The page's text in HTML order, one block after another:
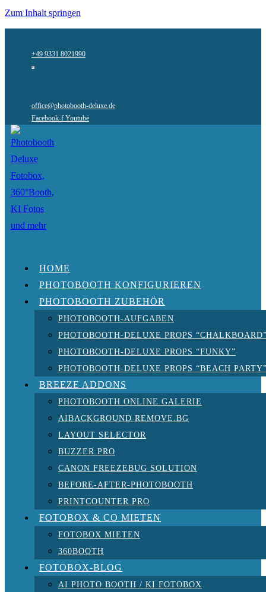
Zum Inhalt springen
+49 9331 8021990
office@photobooth-deluxe.de
Facebook-f Youtube
HOME
PHOTOBOOTH KONFIGURIEREN
PHOTOBOOTH ZUBEHÖR
PHOTOBOOTH-AUFGABEN
PHOTOBOOTH-DELUXE PROPS
PHOTOBOOTH-DELUXE PROPS “FUNKY”
PHOTOBOOTH-DELUXE PROPS “BEACH
BREEZE ADDONS
PHOTOBOOTH ONLINE GALERIE
AIBACKGROUND REMOVE.BG
LAYOUT SELECTOR
BUZZER PRO
CANON FREEZEBUG SOLUTION
BEFORE-AFTER-PHOTOBOOTH
PRINTCOUNTER PRO
FOTOBOX & CO MIETEN
FOTOBOX MIETEN
360BOOTH
FOTOBOX-BLOG
AI PHOTO BOOTH / KI FOTOBOX